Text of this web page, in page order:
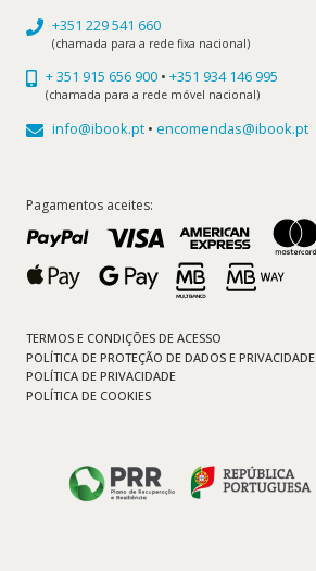
+351 229 541 660
(chamada para a rede fixa nacional)
+ 351 915 656 900 • +351 934 146 995
(chamada para a rede móvel nacional)
info@ibook.pt • encomendas@ibook.pt
Pagamentos aceites:
TERMOS E CONDIÇÕES DE ACESSO
POLÍTICA DE PROTEÇÃO DE DADOS E PRIVACIDADE
POLÍTICA DE PRIVACIDADE
POLÍTICA DE COOKIES